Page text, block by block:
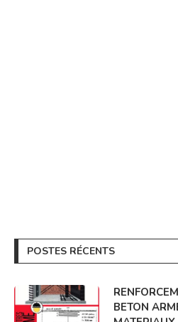
POSTES RÉCENTS
BETON